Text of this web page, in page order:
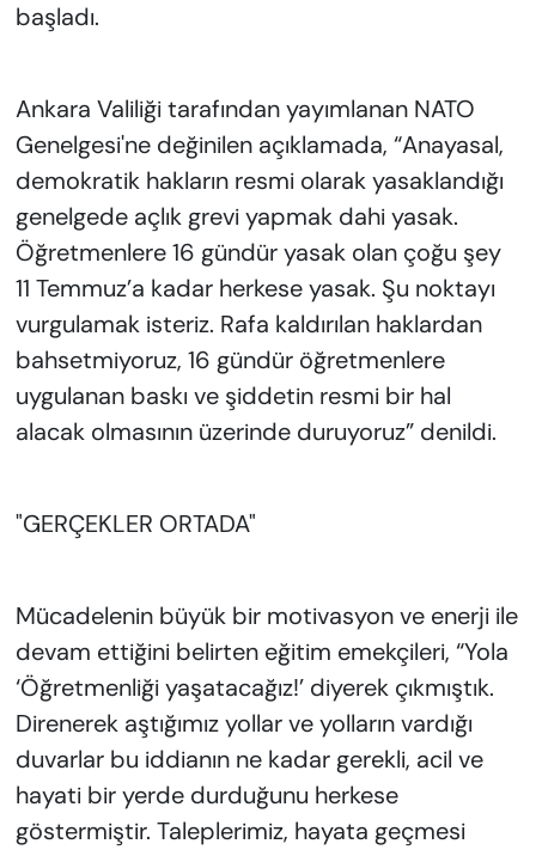
başladı.
Ankara Valiliği tarafından yayımlanan NATO
Genelgesi'ne değinilen açıklamada, “Anayasal,
demokratik hakların resmi olarak yasaklandığı
genelgede açlık grevi yapmak dahi yasak.
Öğretmenlere 16 gündür yasak olan çoğu şey
11 Temmuz’a kadar herkese yasak. Şu noktayı
vurgulamak isteriz. Rafa kaldırılan haklardan
bahsetmiyoruz, 16 gündür öğretmenlere
uygulanan baskı ve şiddetin resmi bir hal
alacak olmasının üzerinde duruyoruz” denildi.
"GERÇEKLER ORTADA"
Mücadelenin büyük bir motivasyon ve enerji ile
devam ettiğini belirten eğitim emekçileri, “Yola
‘Öğretmenliği yaşatacağız!’ diyerek çıkmıştık.
Direnerek aştığımız yollar ve yolların vardığı
duvarlar bu iddianın ne kadar gerekli, acil ve
hayati bir yerde durduğunu herkese
göstermiştir. Taleplerimiz, hayata geçmesi